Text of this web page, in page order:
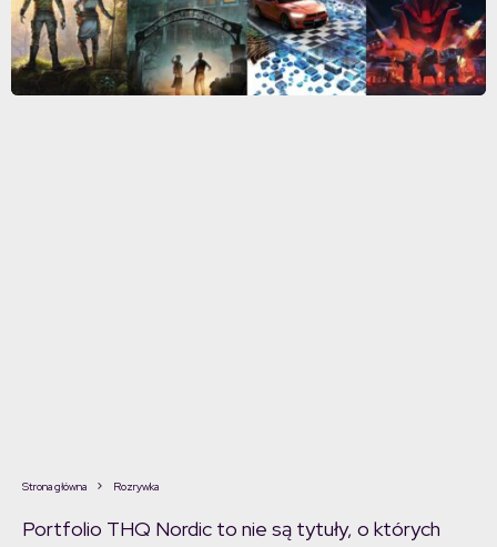
Strona główna Rozrywka
Portfolio THQ Nordic to nie są tytuły, o których